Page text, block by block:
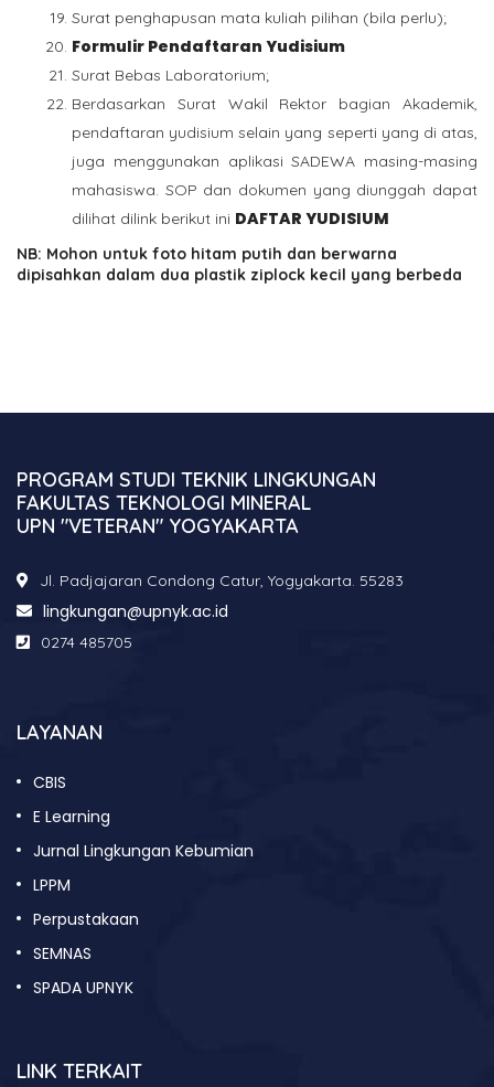
Surat penghapusan mata kuliah pilihan (bila perlu);
Formulir Pendaftaran Yudisium
Surat Bebas Laboratorium;
Berdasarkan Surat Wakil Rektor bagian Akademik,
pendaftaran yudisium selain yang seperti yang di atas,
juga menggunakan aplikasi SADEWA masing-masing
mahasiswa. SOP dan dokumen yang diunggah dapat
dilihat dilink berikut ini DAFTAR YUDISIUM
NB: Mohon untuk foto hitam putih dan berwarna
dipisahkan dalam dua plastik ziplock kecil yang berbeda
PROGRAM STUDI TEKNIK LINGKUNGAN
FAKULTAS TEKNOLOGI MINERAL
UPN "VETERAN" YOGYAKARTA
Jl. Padjajaran Condong Catur, Yogyakarta. 55283
lingkungan@upnyk.ac.id
0274 485705
LAYANAN
CBIS
E Learning
Jurnal Lingkungan Kebumian
LPPM
Perpustakaan
SEMNAS
SPADA UPNYK
LINK TERKAIT